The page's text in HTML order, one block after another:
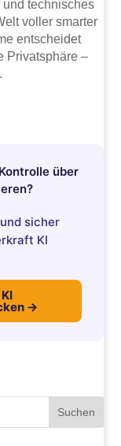
und technisches
voller smarter
entscheidet
Privatsphäre –
über
sicher
KI
→